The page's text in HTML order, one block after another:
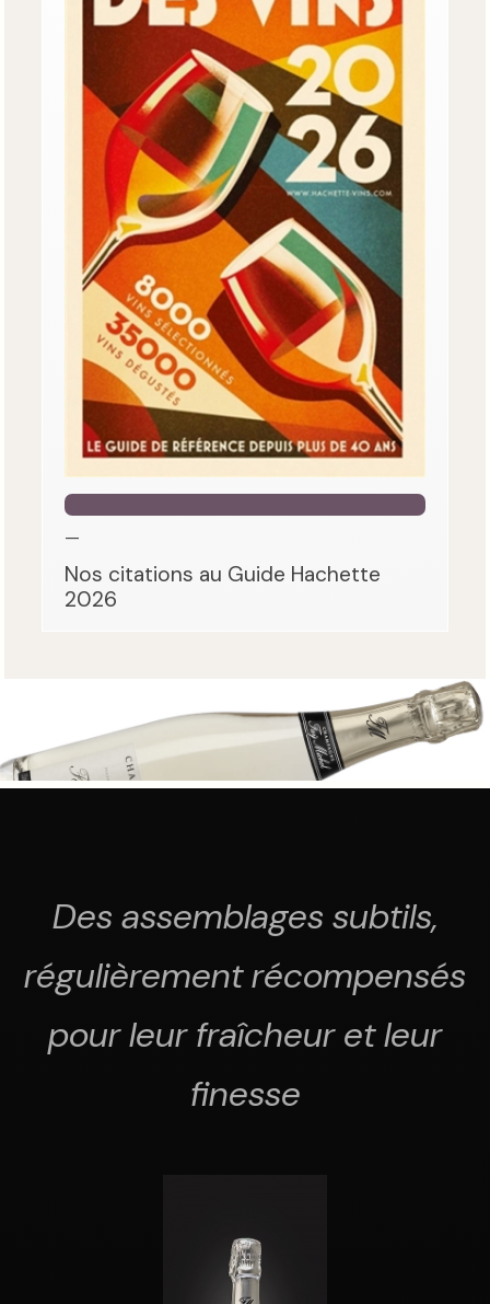
—
Nos citations au Guide Hachette
2026
Des assemblages subtils,
régulièrement récompensés
pour leur fraîcheur et leur
finesse